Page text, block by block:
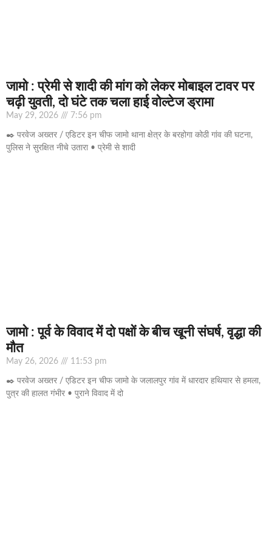
जामो : प्रेमी से शादी की मांग को लेकर मोबाइल टावर पर
चढ़ी युवती, दो घंटे तक चला हाई वोल्टेज ड्रामा
May 29, 2026 7:56 pm
✒️ परवेज अख्तर / एडिटर इन चीफ जामो थाना क्षेत्र के बरहोगा कोठी गांव की घटना,
पुलिस ने सुरक्षित नीचे उतारा • प्रेमी से शादी
जामो : पूर्व के विवाद में दो पक्षों के बीच खूनी संघर्ष, वृद्धा की
मौत
May 26, 2026 11:53 pm
✒️ परवेज अख्तर / एडिटर इन चीफ जामो के जलालपुर गांव में धारदार हथियार से हमला,
पुत्र की हालत गंभीर • पुराने विवाद में दो